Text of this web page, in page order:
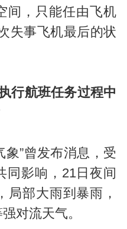
间，只能任由飞机
失事飞机最后的状
行航班任务过程中
象”曾发布消息，受
同影响，21日夜间
局部大雨到暴雨，
对流天气。